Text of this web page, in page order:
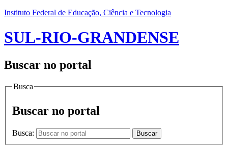
Instituto Federal de Educação, Ciência e Tecnologia
SUL-RIO-GRANDENSE
Buscar no portal
Busca
Buscar no portal
Busca: Buscar